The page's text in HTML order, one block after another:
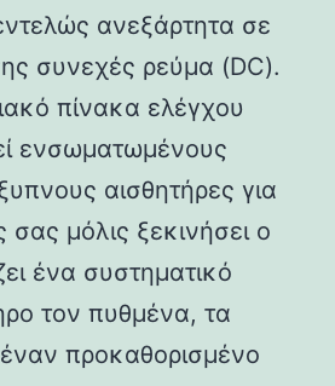
ανεξάρτητα σε
συνεχές ρεύμα (DC).
πίνακα ελέγχου
ενσωματωμένους
αισθητήρες για
σας μόλις ξεκινήσει ο
ένα συστηματικό
τον πυθμένα, τα
προκαθορισμένο